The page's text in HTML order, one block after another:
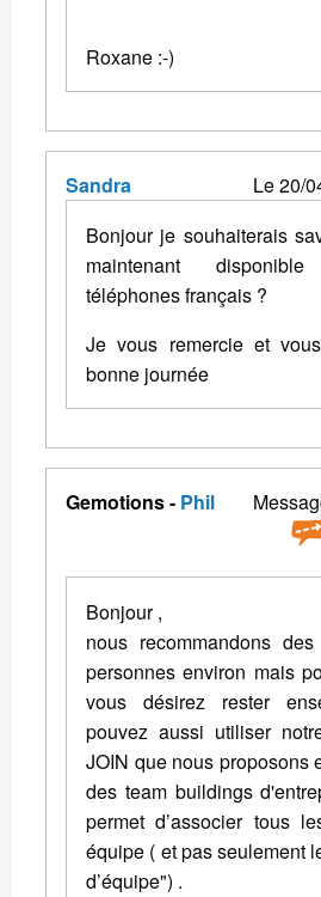
Roxane :-)
Sandra
Le 20/
Bonjour je souhaiterais
maintenant
téléphones français ?
Je vous remercie et
bonne journée
Gemotions - Phil
Bonjour ,
nous recommandons
personnes environ mais
vous désirez rester
pouvez aussi utiliser
JOIN que nous proposons
des team buildings
permet d’associer tous
équipe ( et pas seulement
d’équipe") .